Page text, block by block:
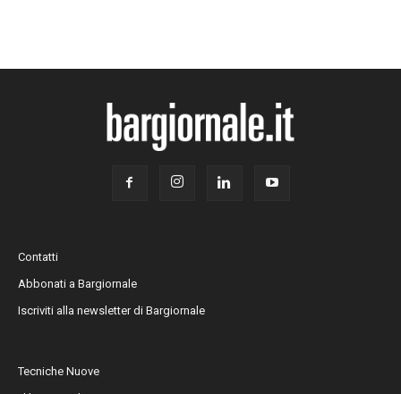
Contatti
Abbonati a Bargiornale
Iscriviti alla newsletter di Bargiornale
Tecniche Nuove